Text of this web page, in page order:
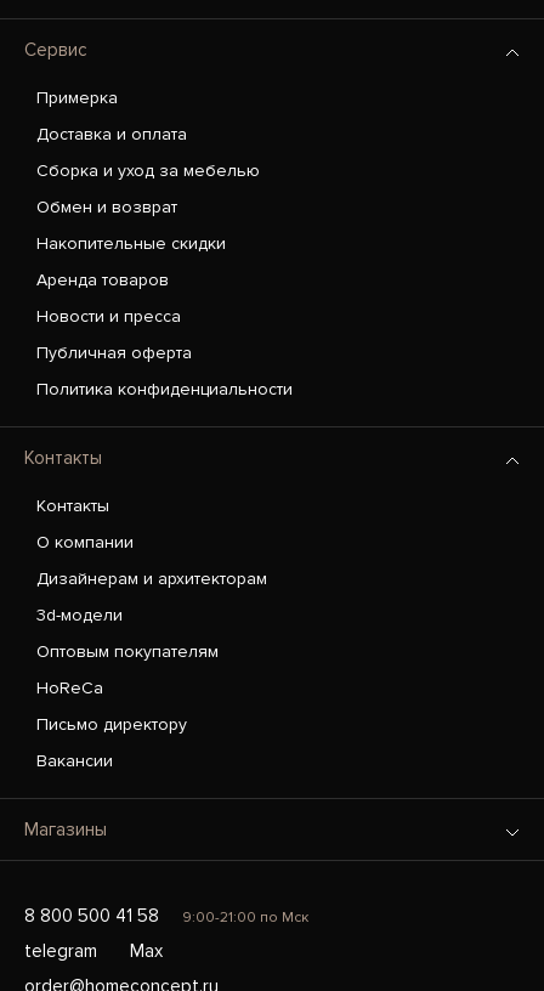
Сервис
Примерка
Доставка и оплата
Сборка и уход за мебелью
Обмен и возврат
Накопительные скидки
Аренда товаров
Новости и пресса
Публичная оферта
Политика конфиденциальности
Контакты
Контакты
О компании
Дизайнерам и архитекторам
3d-модели
Оптовым покупателям
HoReCa
Письмо директору
Вакансии
Магазины
8 800 500 41 58 9:00-21:00 по Мск
telegram
Max
order@homeconcept.ru